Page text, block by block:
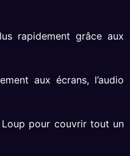
rapidement grâce aux
aux écrans, l’audio
pour couvrir tout un